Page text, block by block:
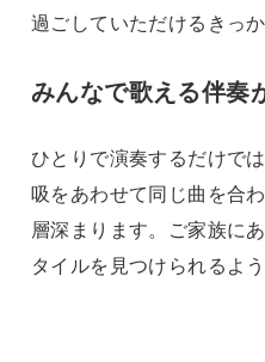
過ごしていただけるきっ
みんなで歌える伴奏
ひとりで演奏するだけで
吸をあわせて同じ曲を合
層深まります。ご家族に
タイルを見つけられるよ